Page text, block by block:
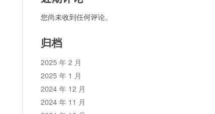
您尚未收到任何评论。
归档
2025 年 2 月
2025 年 1 月
2024 年 12 月
2024 年 11 月